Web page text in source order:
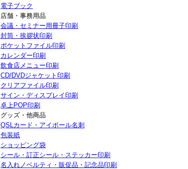
電子ブック
店舗・事務用品
会議・セミナー用冊子印刷
封筒・挨拶状印刷
ポケットファイル印刷
カレンダー印刷
飲食店メニュー印刷
CD/DVDジャケット印刷
クリアファイル印刷
サイン・ディスプレイ印刷
卓上POP印刷
グッズ・他商品
QSLカード・アイボール名刺
包装紙
ショッピング袋
シール・訂正シール・ステッカー印刷
名入れノベルティ・販促品・記念品印刷